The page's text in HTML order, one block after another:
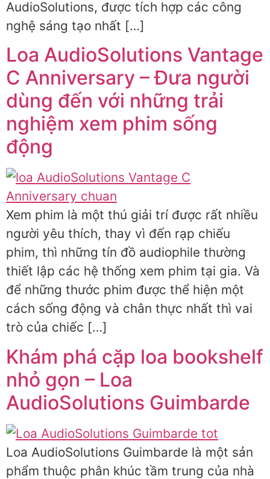
AudioSolutions, được tích hợp các công
nghệ sáng tạo nhất […]
Loa AudioSolutions Vantage
C Anniversary – Đưa người
dùng đến với những trải
nghiệm xem phim sống
động
Xem phim là một thú giải trí được rất nhiều
người yêu thích, thay vì đến rạp chiếu
phim, thì những tín đồ audiophile thường
thiết lập các hệ thống xem phim tại gia. Và
để những thước phim được thể hiện một
cách sống động và chân thực nhất thì vai
trò của chiếc […]
Khám phá cặp loa bookshelf
nhỏ gọn – Loa
AudioSolutions Guimbarde
Loa AudioSolutions Guimbarde là một sản
phẩm thuộc phân khúc tầm trung của nhà